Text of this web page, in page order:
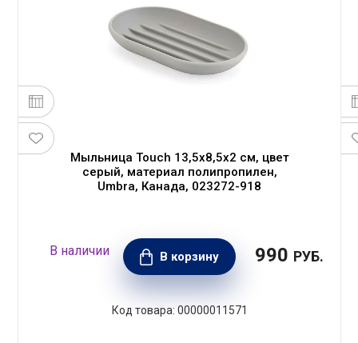
Мыльница Touch 13,5х8,5х2 см, цвет
серый, материал полипропилен,
Umbra, Канада, 023272-918
В корзину 990 РУБ.
00000011571